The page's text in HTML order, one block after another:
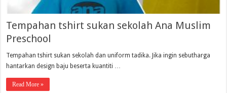
Tempahan tshirt sukan sekolah Ana Muslim
Preschool
Tempahan tshirt sukan sekolah dan uniform tadika. Jika ingin sebutharga
hantarkan design baju beserta kuantiti …
Read More »